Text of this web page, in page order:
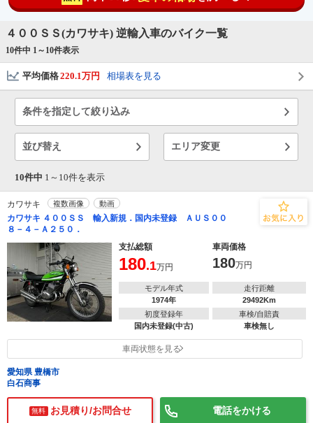
４００ＳＳ(カワサキ) 逆輸入車のバイク一覧
10件中 1～ 10件表示
平均価格220.1万円 相場表を見る
条件を指定して絞り込み
並び替え エリア変更
10件中 1～ 10件を表示
カワサキ 複数画像 動画
カワサキ ４００ＳＳ 輸入新規．国内未登録 ＡＵＳ００
８－４－Ａ２５０．
支払総額
車両価格
180.1万円 180万円
モデル年式
1974年
走行距離
29492Km
初度登録年
国内未登録(中古)
車検/自賠責
車検無し
車両状態を見る
愛知県 豊橋市
白石商事
無料 お見積り/お問合せ 電話をかける